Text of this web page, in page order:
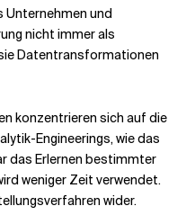
Unternehmen und
nicht immer als
Datentransformationen
konzentrieren sich auf die
Engineerings, wie das
das Erlernen bestimmter
weniger Zeit verwendet.
wider.